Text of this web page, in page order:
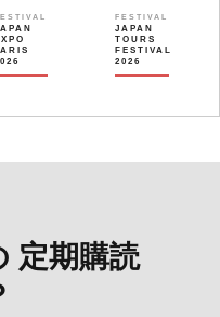
FESTIVAL
JAPAN
TOURS
FESTIVAL
2026
定期購読